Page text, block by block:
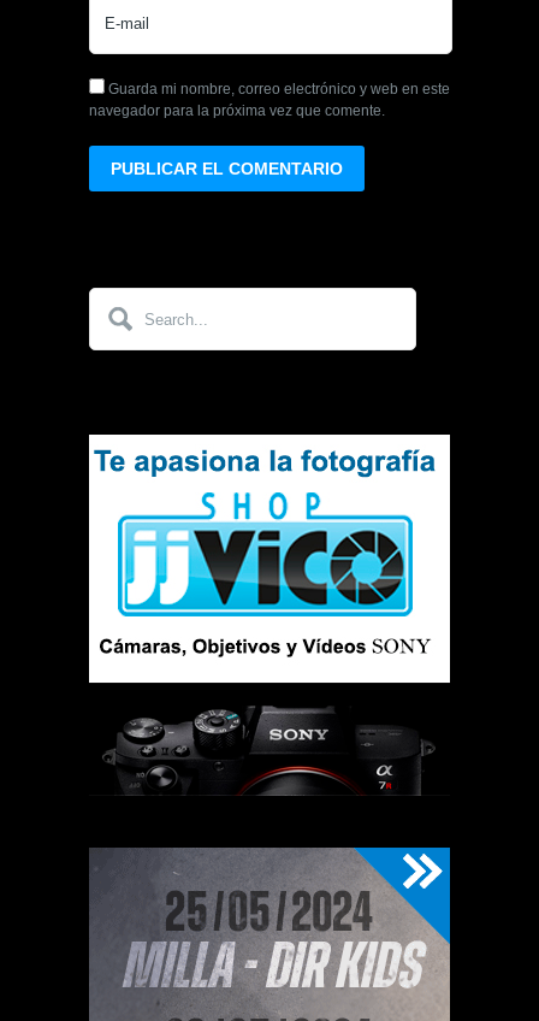
Guarda mi nombre, correo electrónico y web en este
navegador para la próxima vez que comente.